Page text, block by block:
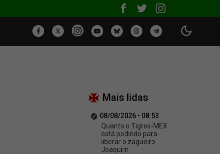
Mais lidas
08/08/2026 • 08:53
Quanto o Tigres-MEX
está pedindo para
liberar o zagueiro
Joaquim